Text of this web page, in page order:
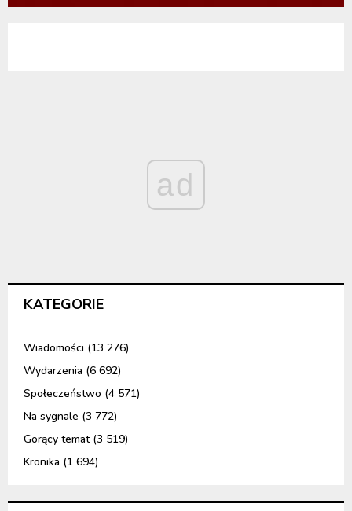
ad
KATEGORIE
Wiadomości (13 276)
Wydarzenia (6 692)
Społeczeństwo (4 571)
Na sygnale (3 772)
Gorący temat(3 519)
Kronika (1 694)